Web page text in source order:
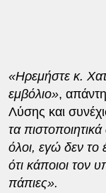
«Ηρεμήστε κ.
εμβόλιο»,
Λύσης και
τα
όλοι, εγώ δεν το
ότι κάποιοι τον
πάπιες».